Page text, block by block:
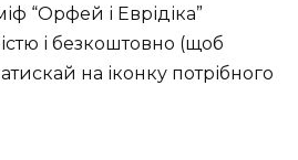
“Орфей і Еврідіка”
і безкоштовно (щоб
на іконку потрібного